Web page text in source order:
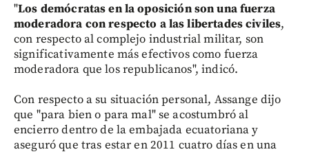
"Los demócratas en la oposición son una fuerza
moderadora con respecto a las libertades civiles,
con respecto al complejo industrial militar, son
significativamente más efectivos como fuerza
moderadora que los republicanos", indicó.
Con respecto a su situación personal, Assange dijo
que "para bien o para mal" se acostumbró al
encierro dentro de la embajada ecuatoriana y
aseguró que tras estar en 2011 cuatro días en una